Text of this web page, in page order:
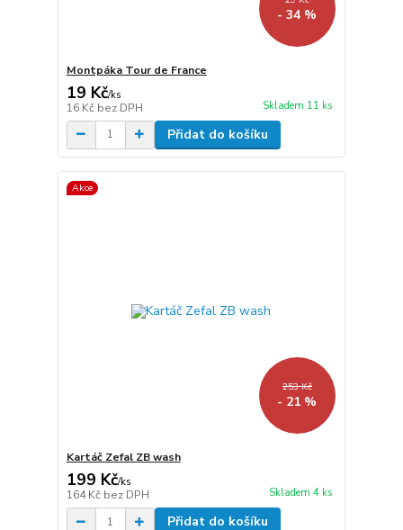
- 34 %
Montpáka Tour de France
19 Kč/ks
16 Kč bez DPH Skladem 11 ks
Přidat do košíku
Akce
253 Kč
- 21 %
Kartáč Zefal ZB wash
199 Kč/ks
164 Kč bez DPH Skladem 4 ks
Přidat do košíku